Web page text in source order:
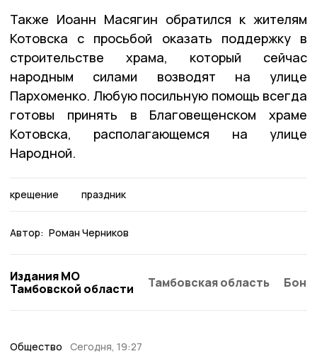
Также Иоанн Масягин обратился к жителям
Котовска с просьбой оказать поддержку в
строительстве храма, который сейчас
народным силами возводят на улице
Пархоменко. Любую посильную помощь всегда
готовы принять в Благовещенском храме
Котовска, располагающемся на улице
Народной.
крещение праздник
Автор: Роман Черников
Издания МО
Тамбовской области
Тамбовская область
Общество Сегодня, 19:27